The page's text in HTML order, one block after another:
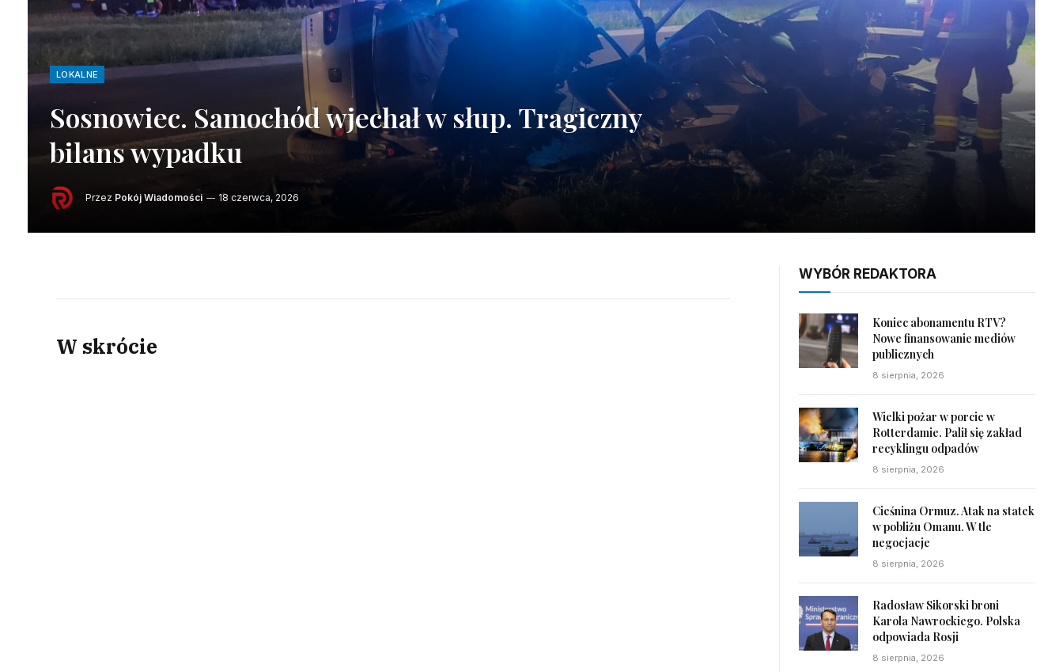
LOKALNE
Sosnowiec. Samochód wjechał w słup. Tragiczny
bilans wypadku
Przez Pokój Wiadomości 18 czerwca, 2026
W skrócie
WYBÓR REDAKTORA
Koniec abonamentu RTV?
Nowe finansowanie mediów
publicznych
8 sierpnia, 2026
Wielki pożar w porcie w
Rotterdamie. Palił się zakład
recyklingu odpadów
8 sierpnia, 2026
Cieśnina Ormuz. Atak na statek
w pobliżu Omanu. W tle
negocjacje
8 sierpnia, 2026
Radosław Sikorski broni
Karola Nawrockiego. Polska
odpowiada Rosji
8 sierpnia, 2026